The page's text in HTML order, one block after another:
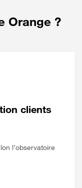
Orange ?
clients
l’observatoire